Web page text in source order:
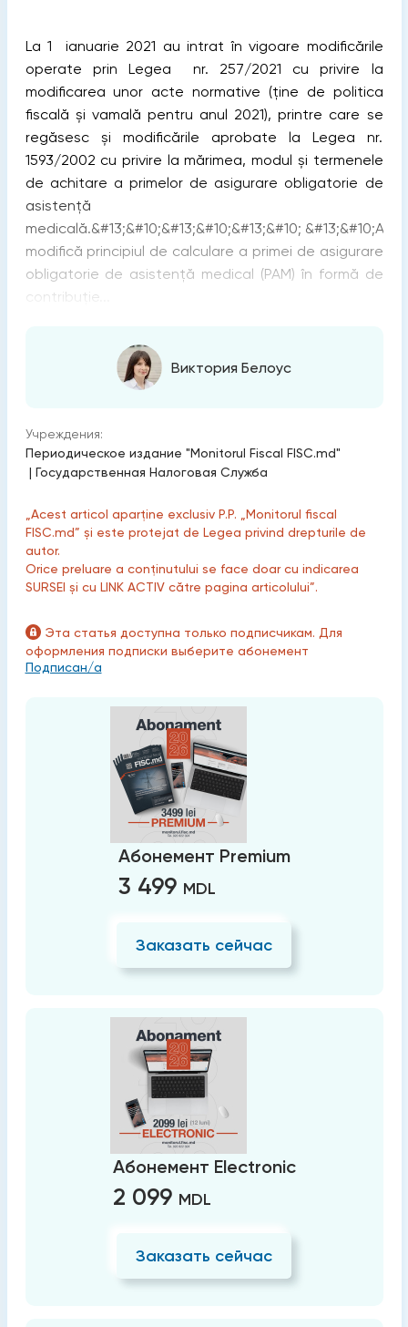
La 1 ianuarie 2021 au intrat în vigoare modificările
operate prin Legea nr. 257/2021 cu privire la
modificarea unor acte normative (ține de politica
fiscală și vamală pentru anul 2021), printre care se
regăsesc și modificările aprobate la Legea nr.
1593/2002 cu privire la mărimea, modul și termenele
de achitare a primelor de asigurare obligatorie de
asistență
medicală.&#13;&#10;&#13;&#10;&#13;&#10;
modifică principiul de calculare a primei de asigurare
obligatorie de asistenţă medical (PAM) în formă de
contribuţie...
Виктория Белоус
Учреждения:
Периодическое издание "Monitorul Fiscal FISC.md"
| Государственная Налоговая Служба
„Acest articol aparține exclusiv P.P. „Monitorul fiscal
FISC.md” și este protejat de Legea privind drepturile de
autor.
Orice preluare a conținutului se face doar cu indicarea
SURSEI și cu LINK ACTIV către pagina articolului”.
Эта статья доступна только подписчикам. Для
оформления подписки выберите абонемент
Подписан/а
Абонемент Premium
3 499 MDL
Заказать сейчас
Абонемент Electronic
2 099 MDL
Заказать сейчас